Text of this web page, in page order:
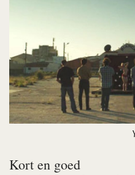
Kort en goed